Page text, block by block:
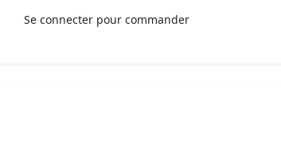
Se connecter pour commander